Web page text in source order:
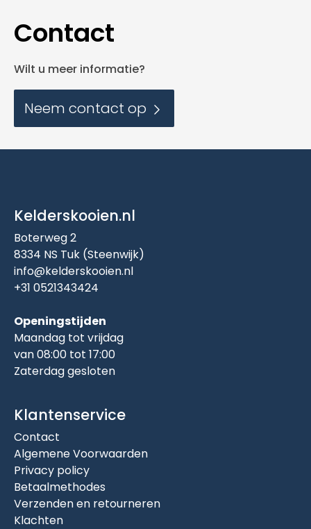
Contact
Wilt u meer informatie?
Neem contact op
Kelderskooien.nl
Boterweg 2
8334 NS Tuk (Steenwijk)
info@kelderskooien.nl
+31 0521343424
Openingstijden
Maandag tot vrijdag
van 08:00 tot 17:00
Zaterdag gesloten
Klantenservice
Contact
Algemene Voorwaarden
Privacy policy
Betaalmethodes
Verzenden en retourneren
Klachten